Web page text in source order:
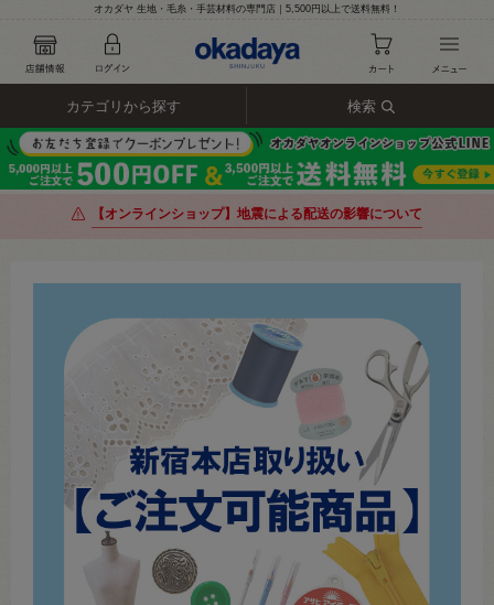
オカダヤ 生地・毛糸・手芸材料の専門店｜5,500円以上で送料無料！
カテゴリから探す 検索
【オンラインショップ】地震による配送の影響について